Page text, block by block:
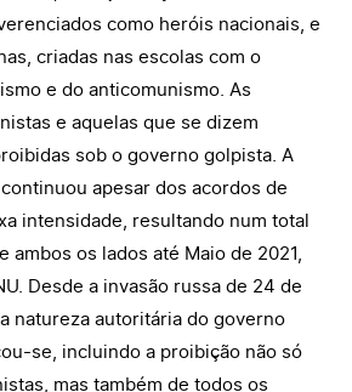
como heróis nacionais, e
criadas nas escolas com o
e do anticomunismo. As
e aquelas que se dizem
sob o governo golpista. A
apesar dos acordos de
intensidade, resultando num total
ambos os lados até Maio de 2021,
Desde a invasão russa de 24 de
natureza autoritária do governo
se, incluindo a proibição não só
mas também de todos os